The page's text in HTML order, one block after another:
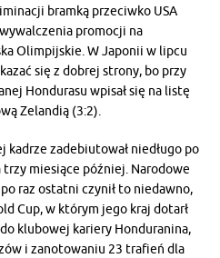
bramką przeciwko USA
promocji na
Olimpijskie. W Japonii w lipcu
się z dobrej strony, bo przy
Hondurasu wpisał się na listę
Zelandią (3:2).
zadebiutował niedługo po
miesiące później. Narodowe
raz ostatni czynił to niedawno,
Cup, w którym jego kraj dotarł
klubowej kariery Honduranina,
i zanotowaniu 23 trafień dla